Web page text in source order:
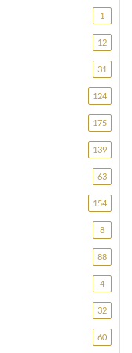
1
1212
31
124124
175175
139139
6363
154154
88
8888
44
3232
6060